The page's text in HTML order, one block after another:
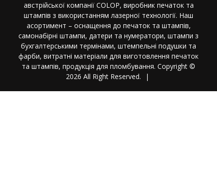
австрійської компанії COLOP, виробник печаток та
штампів з використанням лазерної технології. Наш
асортимент – оснащення до печаток та штампів,
самонабірні штампи, датери та нумератори, штампи з
бухгалтерськими термінами, штемпельні подушки та
фарби, витратні матеріали для виготовлення печаток
та штампів, продукція для пломбування. Copyright ©
2026 All Right Reserved.
|